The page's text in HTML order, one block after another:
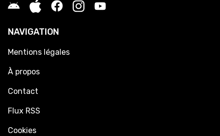
NAVIGATION
Mentions légales
À propos
Contact
Flux RSS
Cookies